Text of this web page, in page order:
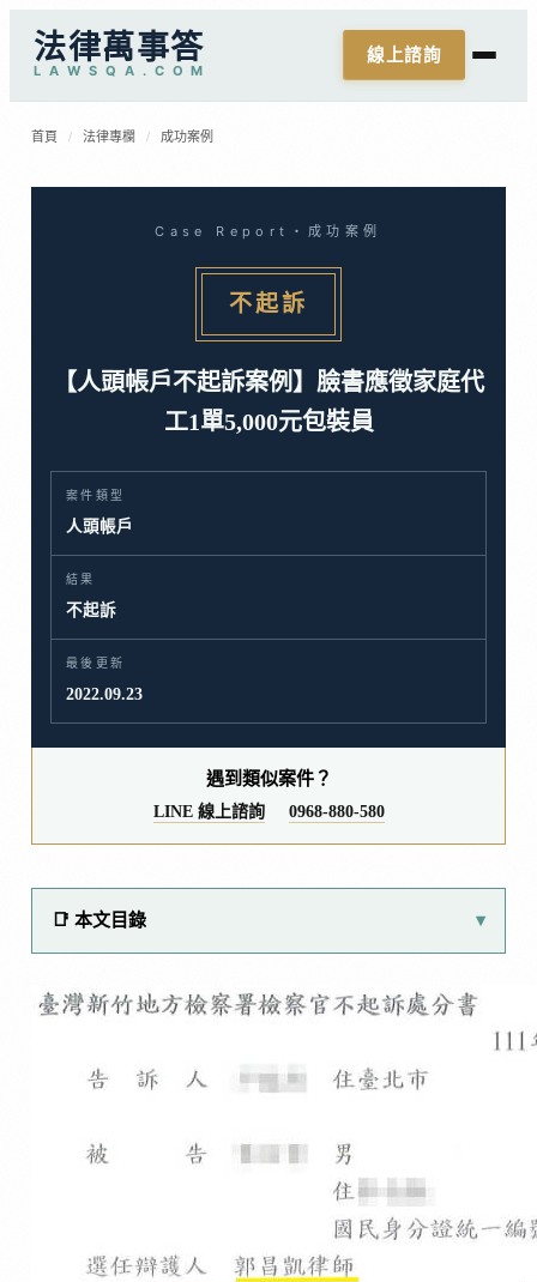
法律萬事答
L A W S Q A . C O M
線上諮詢
首頁 / 法律專欄 / 成功案例
Case Report・成功案例
不起訴
【人頭帳戶不起訴案例】臉書應徵家庭代
工1單5,000元包裝員
案件類型
人頭帳戶
結果
不起訴
最後更新
2022.09.23
遇到類似案件？
LINE 線上諮詢 0968-880-580
📑 本文目錄